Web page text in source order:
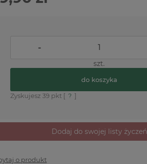
-
szt.
do koszyka
Zyskujesz 39 pkt [ ? ]
Dodaj do swojej listy życzeń
o produkt